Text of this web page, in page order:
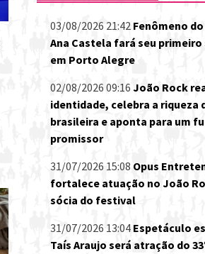
03/08/2026 21:42 Fenômeno
Ana Castela fará seu
em Porto Alegre
02/08/2026 09:16 João Rock
identidade, celebra a riqueza
brasileira e aponta para um
promissor
31/07/2026 15:08 Opus
fortalece atuação no João
sócia do festival
31/07/2026 13:04 Espetáculo
Taís Araujo será atração do